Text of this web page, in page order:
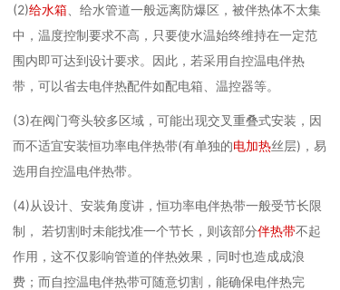
(2)给水箱 、给水管道一般远离防爆区，被伴热体不太集
中，温度控制要求不高，只要使水温始终维持在一定范
围内即可达到设计要求。因此，若采用自控温电伴热
带，可以省去电伴热配件如配电箱、温控器等。
(3)在阀门弯头较多区域，可能出现交叉重叠式安装，因
而不适宜安装恒功率电伴热带(有单独的电加热丝层)，易
选用自控温电伴热带。
(4)从设计、安装角度讲，恒功率电伴热带一般受节长限
制， 若切割时未能找准一个节长，则该部分伴热带不起
作用，这不仅影响管道的伴热效果，同时也造成成浪
费；而自控温电伴热带可随意切割，能确保电伴热完